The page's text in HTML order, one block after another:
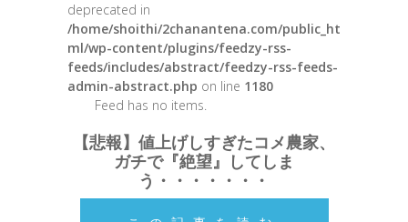
deprecated in
/home/shoithi/2chanantena.com/public_ht
ml/wp-content/plugins/feedzy-rss-
feeds/includes/abstract/feedzy-rss-feeds-
admin-abstract.php on line 1180
Feed has no items.
【悲報】値上げしすぎたコメ農家、
ガチで『絶望』してしま
う・・・・・・・